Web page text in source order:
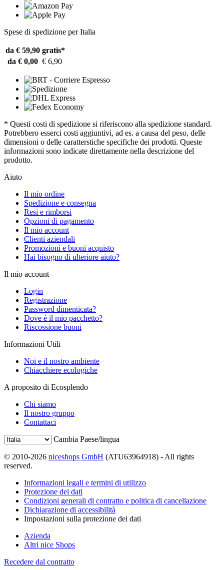
Spese di spedizione per Italia
da € 59,90 gratis*
da € 0,00 € 6,90
* Questi costi di spedizione si riferiscono alla spedizione standard.
Potrebbero esserci costi aggiuntivi, ad es. a causa del peso, delle
dimensioni o delle caratterstiche specifiche dei prodotti. Queste
informazioni sono indicate direttamente nella descrizione del
prodotto.
Aiuto
Il mio ordine
Spedizione e consegna
Resi e rimborsi
Opzioni di pagamento
Il mio account
Clienti aziendali
Promozioni e buoni acquisto
Hai bisogno di ulteriore aiuto?
Il mio account
Login
Registrazione
Password dimenticata?
Dove è il mio pacchetto?
Riscossione buoni
Informazioni Utili
Noi e il nostro ambiente
Chiacchiere ecologiche
A proposito di Ecosplendo
Chi siamo
Il nostro gruppo
Contattaci
Cambia Paese/lingua
© 2010-2026 niceshops GmbH (ATU63964918) - All rights
reserved.
Informazioni legali e termini di utilizzo
Protezione dei dati
Condizioni generali di contratto e politica di cancellazione
Dichiarazione di accessibilità
Impostazioni sulla protezione dei dati
Azienda
Altri nice Shops
Recedere dal contratto